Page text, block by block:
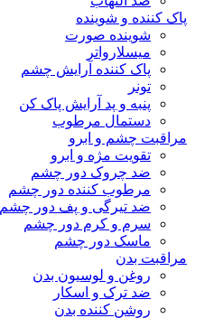
پاک کننده و شوینده
شوینده صورت
میسلارواتر
پاک کننده آرایش چشم
تونر
پنبه و پد آرایش پاک کن
دستمال مرطوب
مراقبت چشم و ابرو
تقویت مژه و ابرو
ضد چروک دور چشم
مرطوب کننده دور چشم
ضد تیرگی و پف دور چشم
سرم و کرم دور چشم
ماسک دور چشم
مراقبت بدن
روغن و لوسیون بدن
ضد ترک و اسکار
روشن کننده بدن